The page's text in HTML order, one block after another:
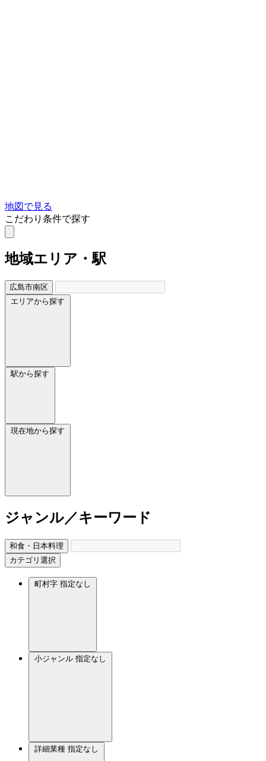
地図で見る
こだわり条件で探す
地域エリア・駅
広島市南区
エリアから探す
駅から探す
現在地から探す
ジャンル／キーワード
和食・日本料理
カテゴリ選択
町村字 指定なし
小ジャンル 指定なし
詳細業種 指定なし